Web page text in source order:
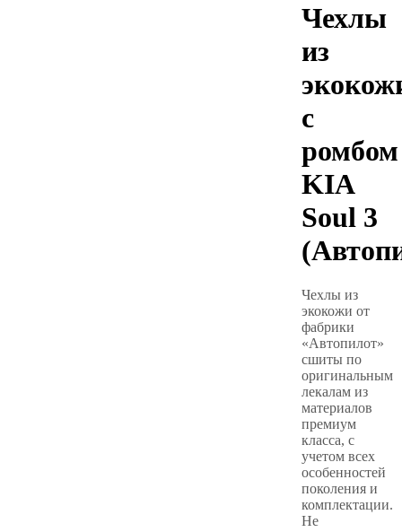
Чехлы
из
с
ромбом
KIA
Soul 3
Чехлы из
экокожи от
фабрики
«Автопилот»
сшиты по
оригинальным
лекалам из
материалов
премиум
класса, с
учетом всех
особенностей
поколения и
комплектации.
Не